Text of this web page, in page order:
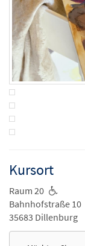
Kursort
Raum 20
Bahnhofstraße 10
35683 Dillenburg